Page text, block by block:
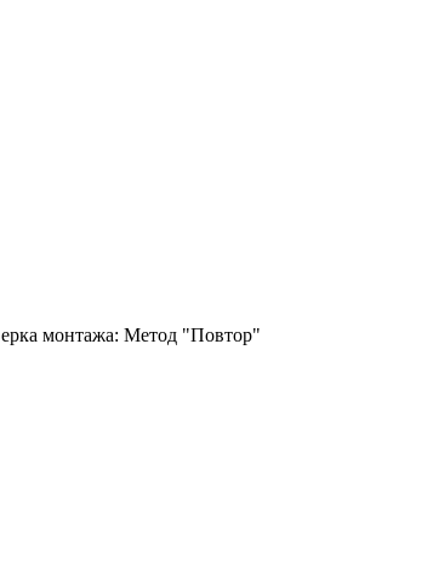
монтажа: Метод "Повтор"